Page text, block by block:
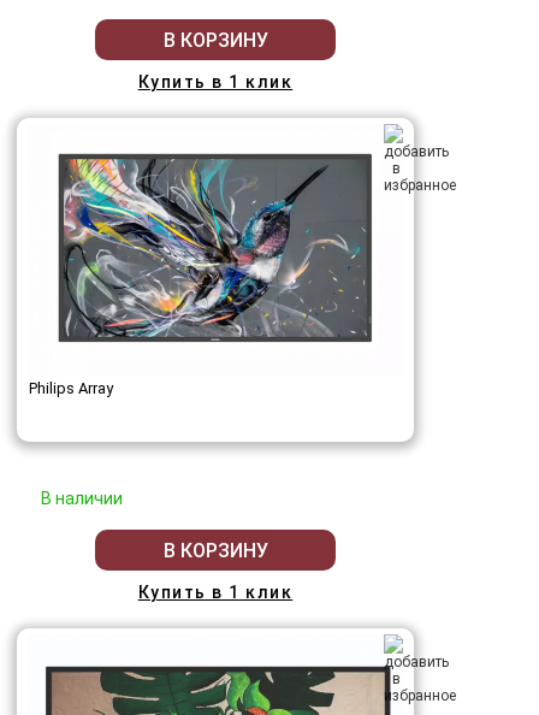
В КОРЗИНУ
Купить в 1 клик
Philips Array
В наличии
В КОРЗИНУ
Купить в 1 клик